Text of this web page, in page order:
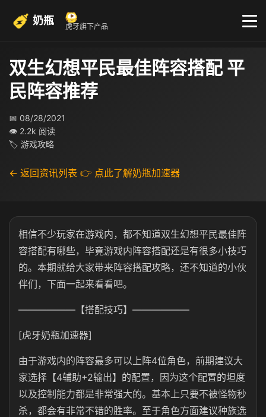
奶瓶 虎牙旗下产品
双生幻想平民最佳阵容搭配 平
民阵容推荐
📅 08/28/2021
👁 2.2k 阅读
🏷 游戏攻略
← 返回资讯列表 👉 点此了解奶瓶加速器
相信不少玩家在游戏内，都不知道双生幻想平民最佳阵
容搭配有哪些，毕竟游戏内阵容搭配还是有很多小技巧
的。本期就给大家带来阵容搭配攻略，还不知道的小伙
伴们，下面一起来看看吧。
——————【搭配技巧】——————
[虎牙奶瓶加速器]
由于游戏内的阵容最多可以上阵4位角色，前期建议大
家选择【4辅助+2输出】的配置，因为这个配置的坦度
以及控制能力都是非常强大的。基本上只要不被怪物秒
杀，都会有非常不错的胜率。至于角色方面建议种族选